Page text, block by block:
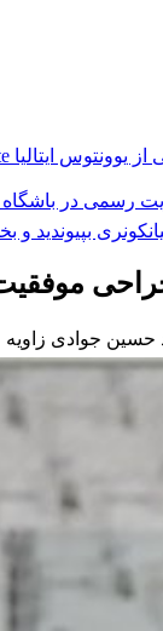
یوونتوس ایتالیا
جوادی زاويه